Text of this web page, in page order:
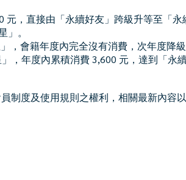
元，直接由「永續好友」跨級升等至「
」。
，會籍年度內完全沒有消費，次年度降級
，年度內累積消費 3,600 元，達到「永
制度及使用規則之權利，相關最新內容